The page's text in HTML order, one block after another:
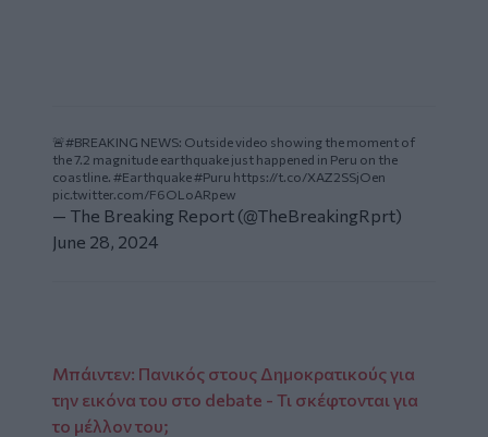
🚨#BREAKING NEWS: Outside video showing the moment of
the 7.2 magnitude earthquake just happened in Peru on the
coastline. #Earthquake#Puru https://t.co/XAZ2SSjOen
pic.twitter.com/F6OLoARpew
— The Breaking Report (@TheBreakingRprt)
June 28, 2024
Μπάιντεν: Πανικός στους Δημοκρατικούς για
την εικόνα του στο debate - Τι σκέφτονται για
το μέλλον του;